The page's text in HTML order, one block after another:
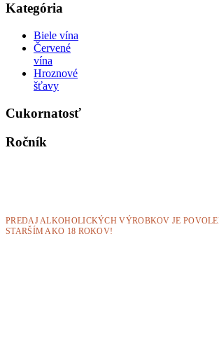
Kategória
Biele vína
Červené
vína
Hroznové
šťavy
Cukornatosť
Ročník
PREDAJ ALKOHOLICKÝCH VÝROBKOV JE
STARŠÍM AKO 18 ROKOV!